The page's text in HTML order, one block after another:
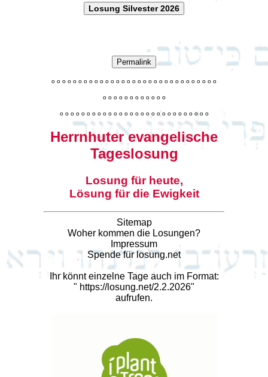
Losung Silvester 2026
Permalink
o o o o o o o o o o o o o o o o o o o o o o o o o o o o o o o
o o o o o o o o o o o o
o o o o o o o o o o o o o o o o o o o o o o o o o o o o
Herrnhuter evangelische
Tageslosung
Losung für heute,
Lösung für die Ewigkeit
Sitemap
Woher kommen die Losungen?
Impressum
Spende für losung.net
Ihr könnt einzelne Tage auch im Format:
" https://losung.net/2.2.2026"
aufrufen.